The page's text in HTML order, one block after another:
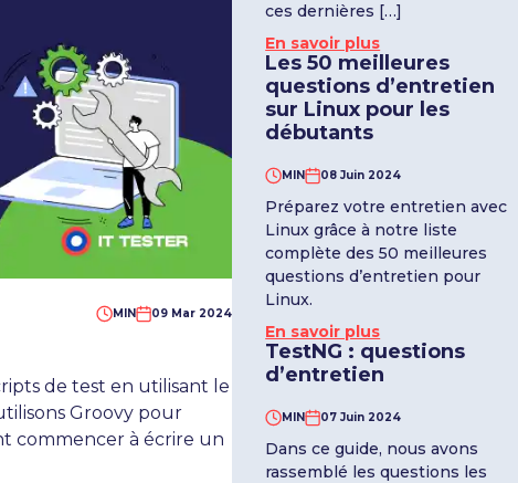
MIN 09 Mar 2024
de test en utilisant le
Groovy pour
commencer à écrire un
ces dernières […]
En savoir plus
Les 50 meilleures
questions d’entretien
sur Linux pour les
débutants
MIN 08 Juin 2024
Préparez votre entretien avec
Linux grâce à notre liste
complète des 50 meilleures
questions d’entretien pour
Linux.
En savoir plus
TestNG : questions
d’entretien
MIN 07 Juin 2024
Dans ce guide, nous avons
rassemblé les questions les